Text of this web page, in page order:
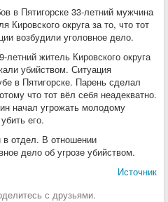
в Пятигорске 33-летний мужчина
Кировского округа за то, что тот
возбудили уголовное дело.
житель Кировского округа
убийством. Ситуация
в Пятигорске. Парень сделал
что тот вёл себя неадекватно.
начал угрожать молодому
его.
в отдел. В отношении
дело об угрозе убийством.
Источник
с друзьями.